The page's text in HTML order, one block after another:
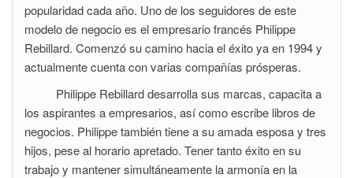
popularidad cada año. Uno de los seguidores de este
modelo de negocio es el empresario francés Philippe
Rebillard. Comenzó su camino hacia el éxito ya en 1994 y
actualmente cuenta con varias compañías prósperas.
Philippe Rebillard desarrolla sus marcas, capacita a
los aspirantes a empresarios, así como escribe libros de
negocios. Philippe también tiene a su amada esposa y tres
hijos, pese al horario apretado. Tener tanto éxito en su
trabajo y mantener simultáneamente la armonía en la